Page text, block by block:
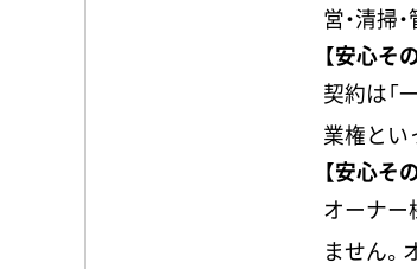
営・清掃
【安心そ
契約は「
業権とい
【安心そ
オーナー
ません。